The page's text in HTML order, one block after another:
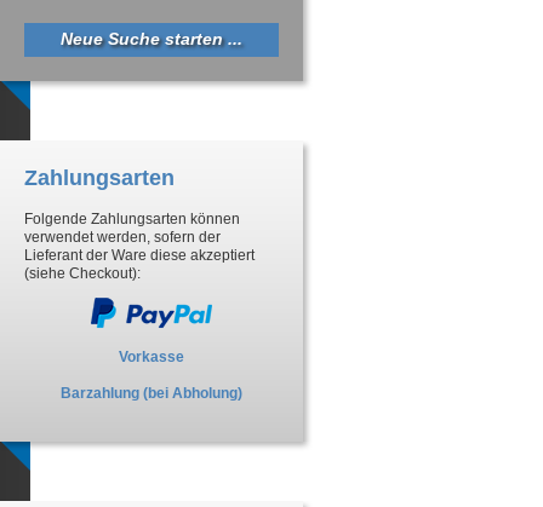
Neue Suche starten ...
Zahlungsarten
Folgende Zahlungsarten können
verwendet werden, sofern der
Lieferant der Ware diese akzeptiert
(siehe Checkout):
Vorkasse
Barzahlung (bei Abholung)